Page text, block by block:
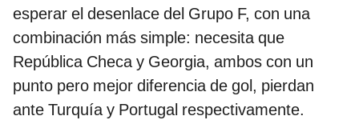
esperar el desenlace del Grupo F, con una
combinación más simple: necesita que
República Checa y Georgia, ambos con un
punto pero mejor diferencia de gol, pierdan
ante Turquía y Portugal respectivamente.